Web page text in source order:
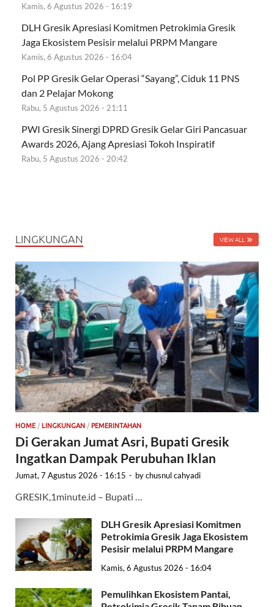
Kamis, 6 Agustus 2026 - 16:19
DLH Gresik Apresiasi Komitmen Petrokimia Gresik
Jaga Ekosistem Pesisir melalui PRPM Mangare
Kamis, 6 Agustus 2026 - 16:04
Pol PP Gresik Gelar Operasi “Sayang”, Ciduk 11 PNS
dan 2 Pelajar Mokong
Rabu, 5 Agustus 2026 - 21:11
PWI Gresik Sinergi DPRD Gresik Gelar Giri Pancasuar
Awards 2026, Ajang Apresiasi Tokoh Inspiratif
Rabu, 5 Agustus 2026 - 20:42
LINGKUNGAN VIEW ALL
HOME / LINGKUNGAN / PEMERINTAHAN
Di Gerakan Jumat Asri, Bupati Gresik
Ingatkan Dampak Perubuhan Iklan
Jumat, 7 Agustus 2026 - 16:15 - bychusnul cahyadi
GRESIK,1minute.id – Bupati …
DLH Gresik Apresiasi Komitmen
Petrokimia Gresik Jaga Ekosistem
Pesisir melalui PRPM Mangare
Kamis, 6 Agustus 2026 - 16:04
Pemulihkan Ekosistem Pantai,